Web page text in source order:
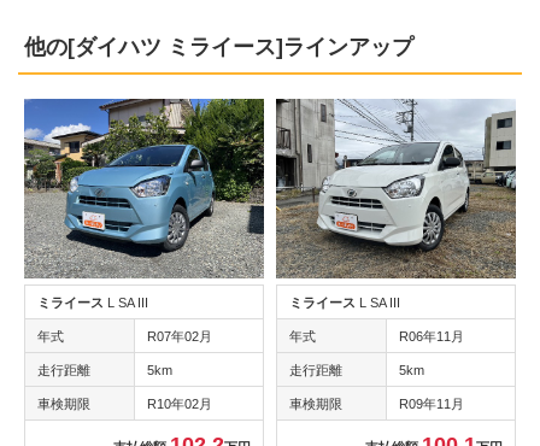
他の[ダイハツ ミライース]ラインアップ
ミライース L SA III
年式 R07年02月
走行距離 5km
車検期限 R10年02月
ミライース L SA III
年式 R06年11月
走行距離 5km
車検期限 R09年11月